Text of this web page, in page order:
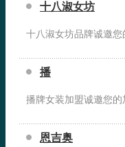
十八淑女坊
十八淑女坊品牌诚邀您
播
播牌女装加盟诚邀您的
恩吉奥